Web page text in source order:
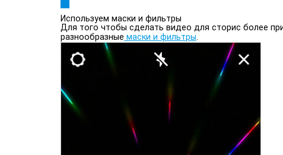
Используем маски и фильтры
Для того чтобы сделать видео для сторис более
разнообразные маски и фильтры.